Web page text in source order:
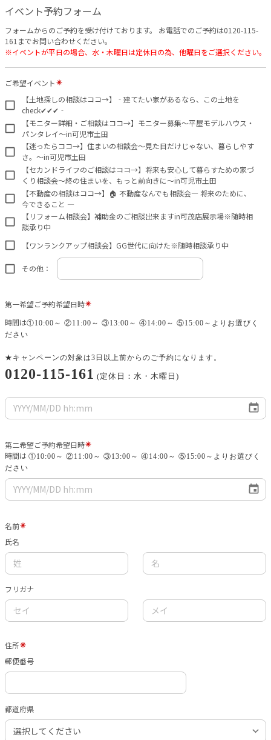
イベント予約フォーム
フォームからのご予約を受け付けております。 お電話でのご予約は0120-115-
161までお問い合わせください。
※イベントが平日の場合、水・木曜日は定休日の為、他曜日をご選択ください。
ご希望イベント
【土地探しの相談はココ→】‐建てたい家があるなら、この土地を
check✔✔✔‐
【モニター詳細・ご相談はココ→】モニター募集～平屋モデルハウス・
パンタレイ～in可児市土田
【迷ったらココ→】住まいの相談会～見た目だけじゃない、暮らしやす
さ。～in可児市土田
【セカンドライフのご相談はココ→】将来も安心して暮らすための家づ
くり相談会～終の住まいを、もっと前向きに～in可児市土田
【不動産の相談はココ→】🏠 不動産なんでも相談会― 将来のために、
今できること ―
【リフォーム相談会】補助金のご相談出来ますin可茂店展示場※随時相
談承り中
【ワンランクアップ相談会】GG世代に向けた※随時相談承り中
その他：
第一希望ご予約希望日時
時間は①10:00～ ②11:00～ ③13:00～ ④14:00～ ⑤15:00～よりお選びく
ださい
★キャンペーンの対象は3日以上前からのご予約になります。
0120-115-161 (定休日：水・木曜日)
第二希望ご予約希望日時
時間は ①10:00～ ②11:00～ ③13:00～ ④14:00～ ⑤15:00～よりお選びく
ださい
名前
氏名
フリガナ
住所
郵便番号
都道府県